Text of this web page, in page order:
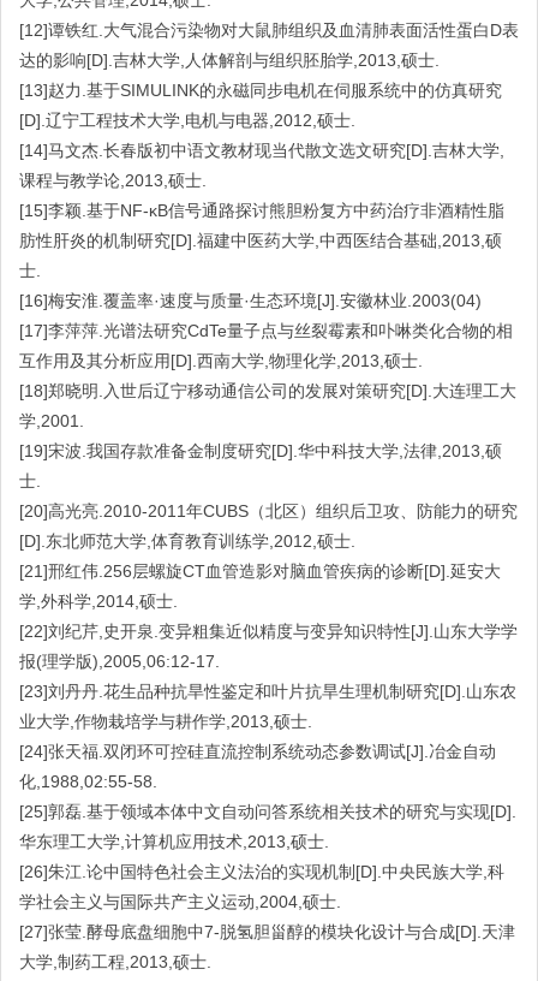
[12]谭铁红.大气混合污染物对大鼠肺组织及血清肺表面活性蛋白D表
达的影响[D].吉林大学,人体解剖与组织胚胎学,2013,硕士.
[13]赵力.基于SIMULINK的永磁同步电机在伺服系统中的仿真研究
[D].辽宁工程技术大学,电机与电器,2012,硕士.
[14]马文杰.长春版初中语文教材现当代散文选文研究[D].吉林大学,
课程与教学论,2013,硕士.
[15]李颖.基于NF-κB信号通路探讨熊胆粉复方中药治疗非酒精性脂
肪性肝炎的机制研究[D].福建中医药大学,中西医结合基础,2013,硕
士.
[16]梅安淮.覆盖率·速度与质量·生态环境[J].安徽林业.2003(04)
[17]李萍萍.光谱法研究CdTe量子点与丝裂霉素和卟啉类化合物的相
互作用及其分析应用[D].西南大学,物理化学,2013,硕士.
[18]郑晓明.入世后辽宁移动通信公司的发展对策研究[D].大连理工大
学,2001.
[19]宋波.我国存款准备金制度研究[D].华中科技大学,法律,2013,硕
士.
[20]高光亮.2010-2011年CUBS（北区）组织后卫攻、防能力的研究
[D].东北师范大学,体育教育训练学,2012,硕士.
[21]邢红伟.256层螺旋CT血管造影对脑血管疾病的诊断[D].延安大
学,外科学,2014,硕士.
[22]刘纪芹,史开泉.变异粗集近似精度与变异知识特性[J].山东大学学
报(理学版),2005,06:12-17.
[23]刘丹丹.花生品种抗旱性鉴定和叶片抗旱生理机制研究[D].山东农
业大学,作物栽培学与耕作学,2013,硕士.
[24]张天福.双闭环可控硅直流控制系统动态参数调试[J].冶金自动
化,1988,02:55-58.
[25]郭磊.基于领域本体中文自动问答系统相关技术的研究与实现[D].
华东理工大学,计算机应用技术,2013,硕士.
[26]朱江.论中国特色社会主义法治的实现机制[D].中央民族大学,科
学社会主义与国际共产主义运动,2004,硕士.
[27]张莹.酵母底盘细胞中7-脱氢胆甾醇的模块化设计与合成[D].天津
大学,制药工程,2013,硕士.